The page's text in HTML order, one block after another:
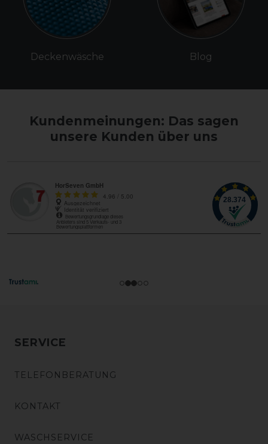
Deckenwäsche Blog
Kundenmeinungen: Das sagen
unsere Kunden über uns
SERVICE
TELEFONBERATUNG
KONTAKT
WASCHSERVICE